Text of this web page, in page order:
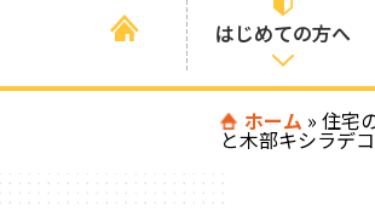
はじめての方へ
はじめて外壁塗
装を検討されて
いる方へ
ホーム » 住宅
と木部キシラデ